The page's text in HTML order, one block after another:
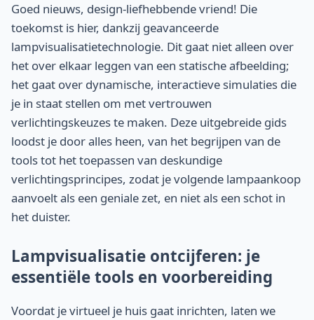
Goed nieuws, design-liefhebbende vriend! Die
toekomst is hier, dankzij geavanceerde
lampvisualisatietechnologie. Dit gaat niet alleen over
het over elkaar leggen van een statische afbeelding;
het gaat over dynamische, interactieve simulaties die
je in staat stellen om met vertrouwen
verlichtingskeuzes te maken. Deze uitgebreide gids
loodst je door alles heen, van het begrijpen van de
tools tot het toepassen van deskundige
verlichtingsprincipes, zodat je volgende lampaankoop
aanvoelt als een geniale zet, en niet als een schot in
het duister.
Lampvisualisatie ontcijferen: je
essentiële tools en voorbereiding
Voordat je virtueel je huis gaat inrichten, laten we